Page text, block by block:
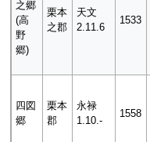
之郷
(高
野
郷)
栗本
之郡
天文
2.11.6
1533
四図
郷
栗本
郡
永禄
1.10.-
1558